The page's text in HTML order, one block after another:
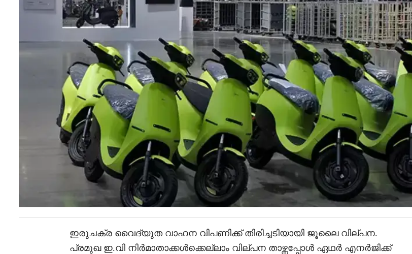
ഇരുചക്ര വൈദ്യുത വാഹന വിപണിക്ക് തിരിച്ചടിയായി ജൂലൈ വില്പന.
പ്രമുഖ ഇ.വി നിർമാതാക്കൾക്കെല്ലാം വില്പന താഴ്ന്നപ്പോൾ ഏഥർ എനർജിക്ക്